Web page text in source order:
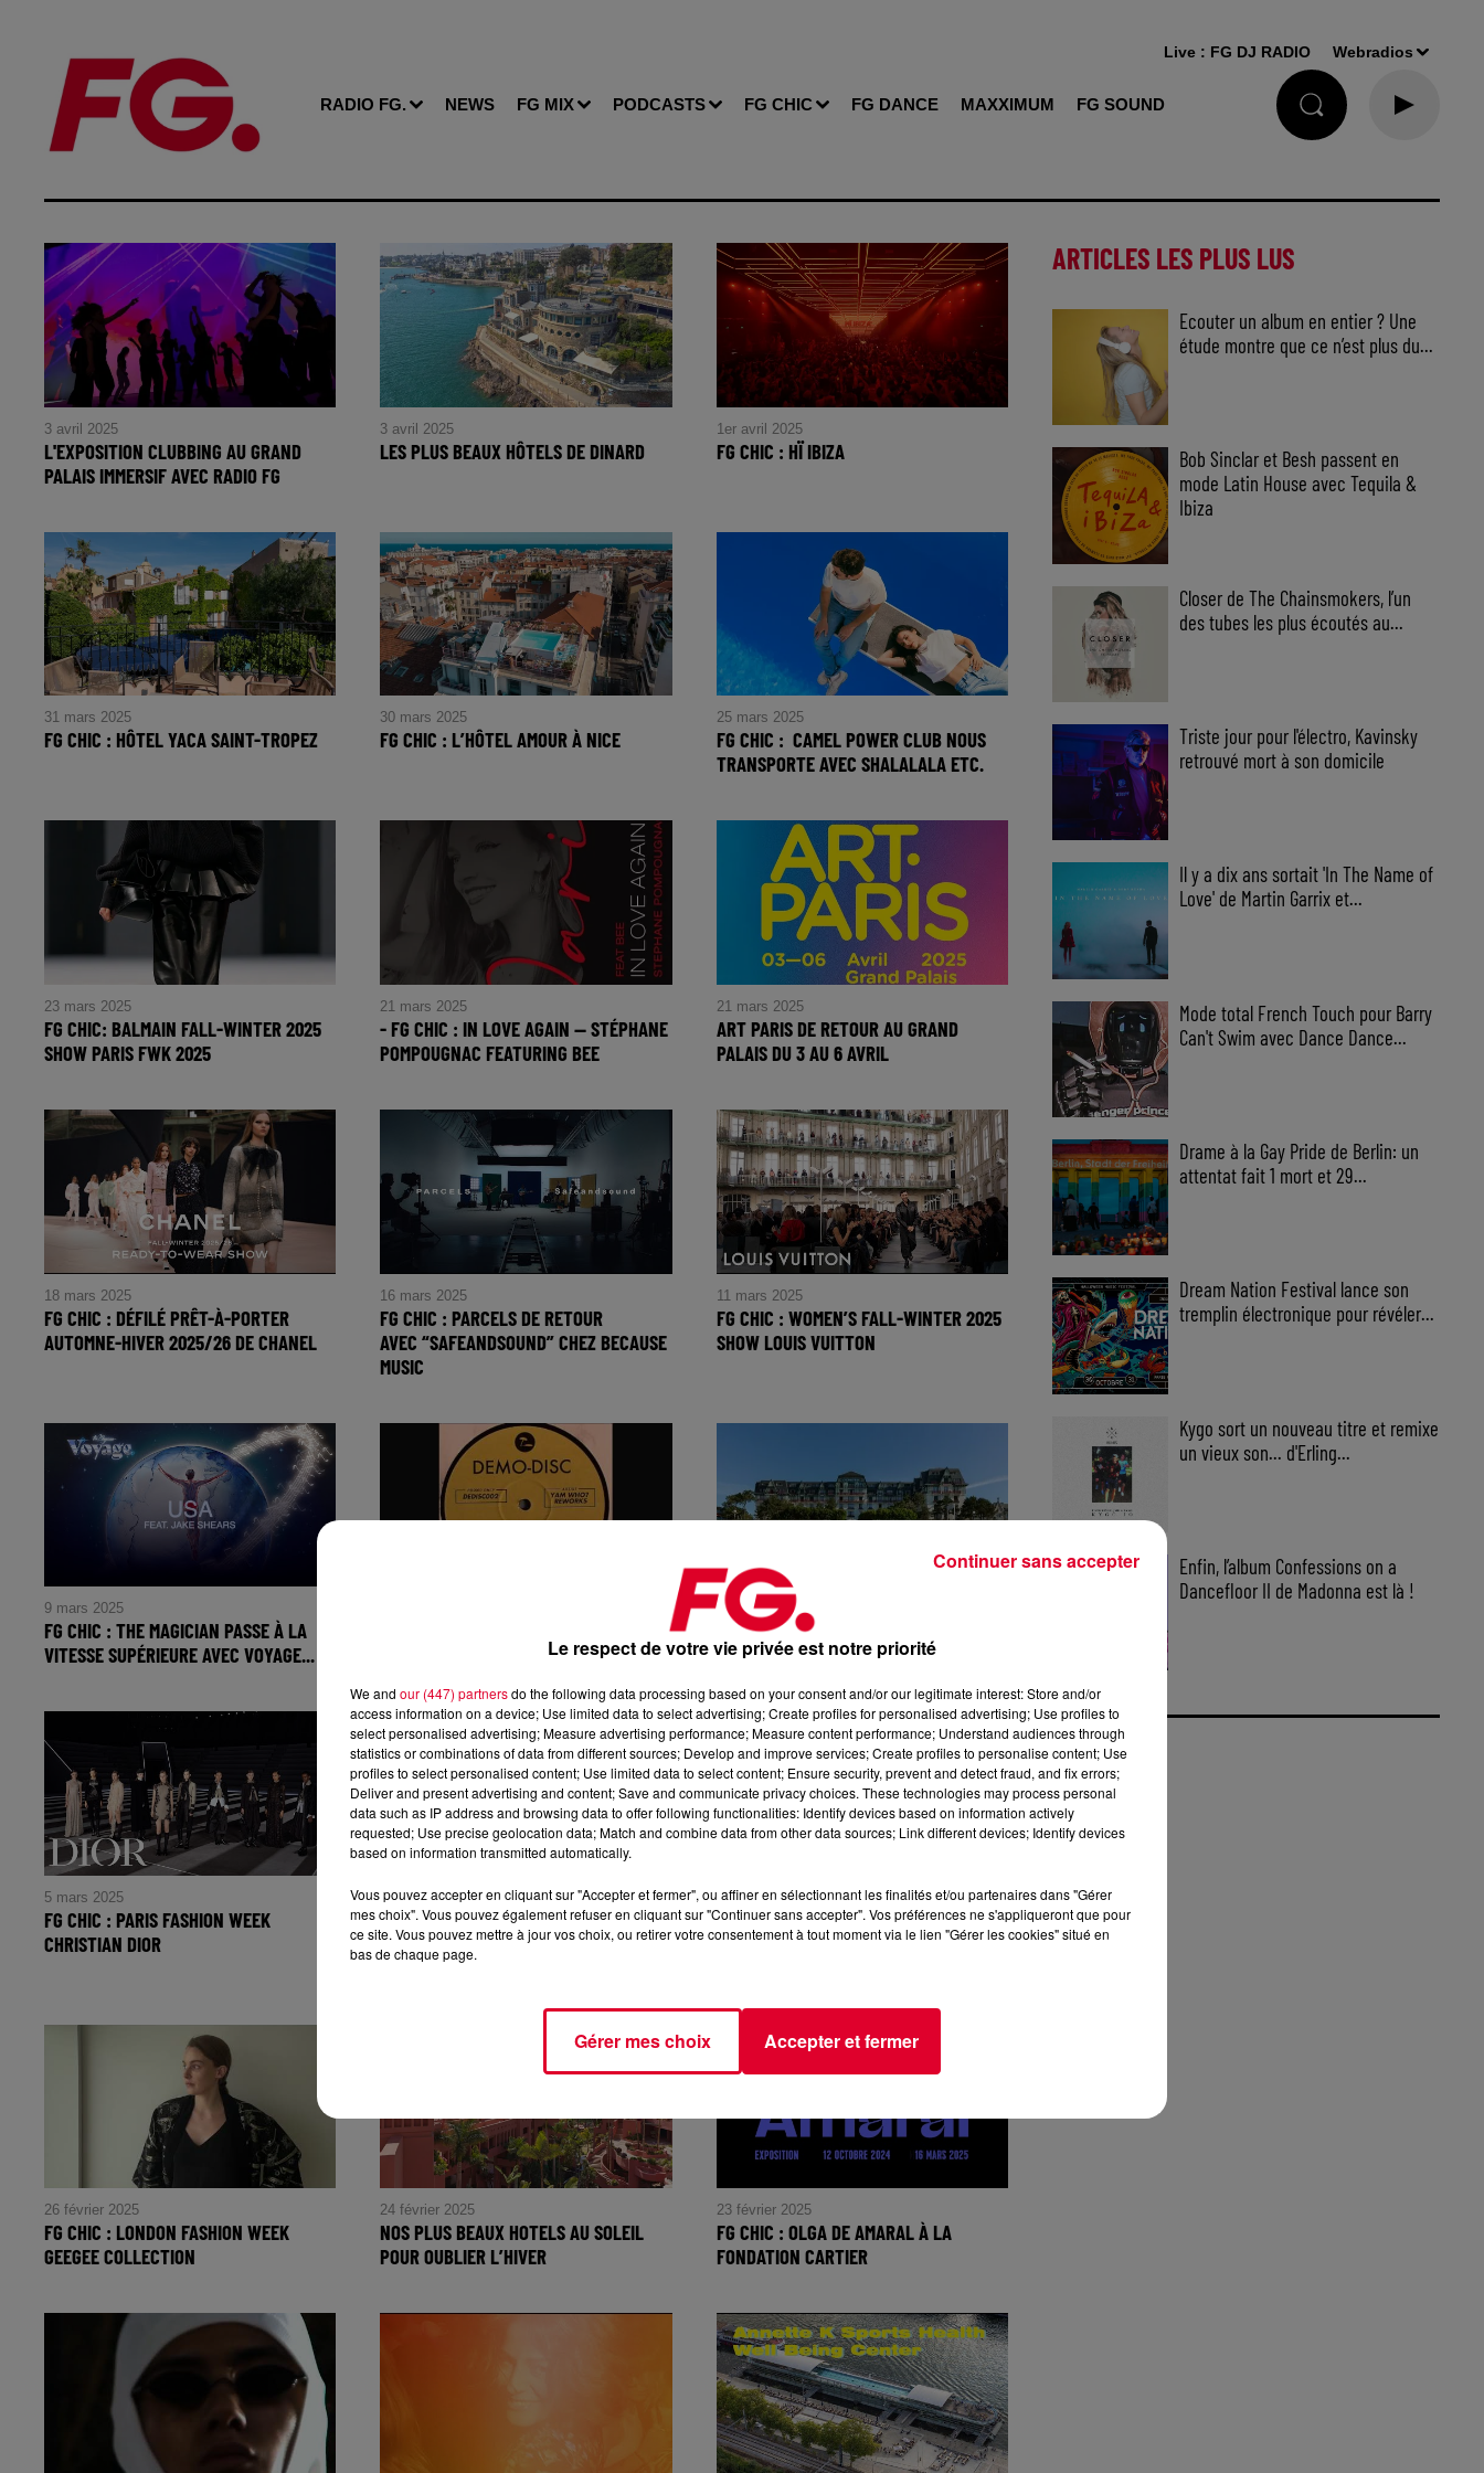
RADIO FG. NEWS FG MIX PODCASTS FG CHIC FG DANCE MAXXIMUM FG SOUND
Live : FG DJ RADIO Webradios
3 avril 2025
L'EXPOSITION CLUBBING AU GRAND
PALAIS IMMERSIF AVEC RADIO FG
3 avril 2025
LES PLUS BEAUX HÔTELS DE DINARD
1er avril 2025
FG CHIC : HÏ IBIZA
31 mars 2025
FG CHIC : HÔTEL YACA SAINT-TROPEZ
30 mars 2025
FG CHIC : L’HÔTEL AMOUR À NICE
25 mars 2025
FG CHIC : CAMEL POWER CLUB NOUS
TRANSPORTE AVEC SHALALALA ETC.
Shalalala Etc.
23 mars 2025
FG CHIC: BALMAIN FALL-WINTER 2025
SHOW PARIS FWK 2025
21 mars 2025
- FG CHIC : IN LOVE AGAIN — STÉPHANE
POMPOUGNAC FEATURING BEE
21 mars 2025
ART PARIS DE RETOUR AU GRAND
PALAIS DU 3 AU 6 AVRIL
18 mars 2025
FG CHIC : DÉFILÉ PRÊT-À-PORTER
AUTOMNE-HIVER 2025/26 DE CHANEL
CHANEL
16 mars 2025
FG CHIC : PARCELS DE RETOUR
AVEC “SAFEANDSOUND” CHEZ BECAUSE
MUSIC
11 mars 2025
FG CHIC : WOMEN’S FALL-WINTER 2025
SHOW LOUIS VUITTON
9 mars 2025
FG CHIC : THE MAGICIAN PASSE À LA
VITESSE SUPÉRIEURE AVEC VOYAGE...
(DELUXE) le 14 Mars 2025
WILLIAMS AKA YAM WHO ?
WILLIAMS
7 mars 2025
LES PLUS BEAUX HÔTELS SPA DE LA
BAULE
5 mars 2025
FG CHIC : PARIS FASHION WEEK
CHRISTIAN DIOR
5 mars 2025
FG OFFRE 25% SUR LES TICKETS DE
ELECTRO SYMPHONY TOUR EN FRANCE
ET...
4 mars 2025
FG CHIC : PARIS FASHION WEEK ZOMER
FG CHIC : PARIS FASHION WEEK
26 février 2025
FG CHIC : LONDON FASHION WEEK
GEEGEE COLLECTION
WEEK GeeGee Collection
24 février 2025
NOS PLUS BEAUX HOTELS AU SOLEIL
POUR OUBLIER L’HIVER
23 février 2025
FG CHIC : OLGA DE AMARAL À LA
FONDATION CARTIER
Fondation Cartier
ARTICLES LES PLUS LUS
Ecouter un album en entier ? Une
étude montre que ce n’est plus du...
Bob Sinclar et Besh passent en
mode Latin House avec Tequila &
Ibiza
Closer de The Chainsmokers, l’un
des tubes les plus écoutés au...
Triste jour pour l'électro, Kavinsky
retrouvé mort à son domicile
Il y a dix ans sortait 'In The Name of
Love' de Martin Garrix et...
Mode total French Touch pour Barry
Can't Swim avec Dance Dance...
Drame à la Gay Pride de Berlin: un
attentat fait 1 mort et 29...
Dream Nation Festival lance son
tremplin électronique pour révéler...
Kygo sort un nouveau titre et remixe
un vieux son... d'Erling...
Enfin, l’album Confessions on a
Dancefloor II de Madonna est là !
Le respect de votre vie privée est notre priorité
We and our (447) partnersdo the following data processing based on your consent and/or our legitimate interest: Store and/or
access information on a device; Use limited data to select advertising; Create profiles for personalised advertising; Use profiles to
select personalised advertising; Measure advertising performance; Measure content performance; Understand audiences through
statistics or combinations of data from different sources; Develop and improve services; Create profiles to personalise content; Use
profiles to select personalised content; Use limited data to select content; Ensure security, prevent and detect fraud, and fix errors;
Deliver and present advertising and content; Save and communicate privacy choices. These technologies may process personal
data such as IP address and browsing data to offer following functionalities: Identify devices based on information actively
requested; Use precise geolocation data; Match and combine data from other data sources; Link different devices; Identify devices
based on information transmitted automatically.
Vous pouvez accepter en cliquant sur "Accepter et fermer", ou affiner en sélectionnant les finalités et/ou partenaires dans "Gérer
mes choix". Vous pouvez également refuser en cliquant sur "Continuer sans accepter". Vos préférences ne s'appliqueront que pour
ce site. Vous pouvez mettre à jour vos choix, ou retirer votre consentement à tout moment via le lien "Gérer les cookies" situé en
bas de chaque page.
Gérer mes choix Accepter et fermer
Continuer sans accepter